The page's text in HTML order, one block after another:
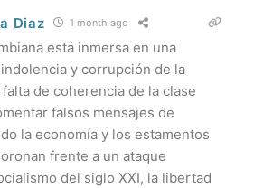
Diaz 1 month ago
está inmersa en una
y corrupción de la
de coherencia de la clase
falsos mensajes de
la economía y los estamentos
frente a un ataque
del siglo XXI, la libertad